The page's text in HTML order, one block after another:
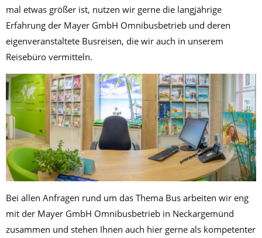
mal etwas größer ist, nutzen wir gerne die langjährige
Erfahrung der Mayer GmbH Omnibusbetrieb und deren
eigenveranstaltete Busreisen, die wir auch in unserem
Reisebüro vermitteln.
Bei allen Anfragen rund um das Thema Bus arbeiten wir eng
mit der Mayer GmbH Omnibusbetrieb in Neckargemünd
zusammen und stehen Ihnen auch hier gerne als kompetenter